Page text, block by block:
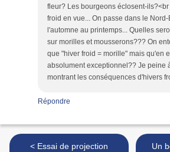
fleur? Les bourgeons éclosent-ils?<br
froid en vue... On passe dans le
l'automne au printemps... Quelles
sur morilles et mousserons??? On
que "hiver froid = morille" mais qu'en
absolument exceptionnel?? Je peine
montrant les conséquences d'hivers
Répondre
< Essai de projection